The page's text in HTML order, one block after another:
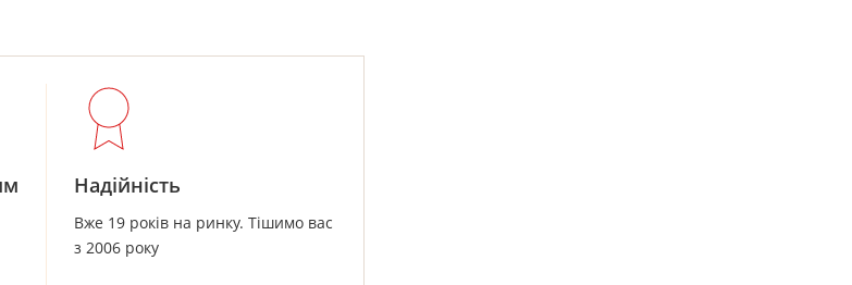
Надійність
Вже 19 років на ринку. Тішимо вас
з 2006 року